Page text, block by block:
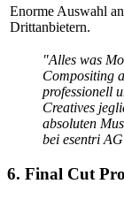
Enorme Auswahl
Drittanbietern.
"Alles was
Compositing
professionell
Creatives
absoluten
bei esentri AG
6. Final Cut Pro